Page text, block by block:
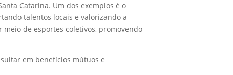
Catarina. Um dos exemplos é o
talentos locais e valorizando a
de esportes coletivos, promovendo
em benefícios mútuos e